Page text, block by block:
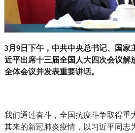
3月9日下午，中共中央总书记、国家
近平出席十三届全国人大四次会议解
全体会议并发表重要讲话。
我们通过奋斗，全国抗疫斗争取得重
其来的新冠肺炎疫情，以习近平同志